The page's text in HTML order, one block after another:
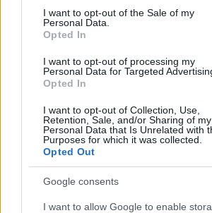
consent section.
I want to opt-out of the Sale of my
Personal Data.
Opted In
I want to opt-out of processing my
Personal Data for Targeted
Opted In
I want to opt-out of Collection, Use,
Retention, Sale, and/or Sharing of my
Personal Data that Is Unrelated with
Purposes for which it was collected.
Opted Out
Google consents
I want to allow Google to enable
Bár a pénznek megvannak a limitációi abban,
boldoggá tenni, de ha jól használjuk, képes
elégedettségérzetünkhöz és boldogságunkhoz,
önmagában nem elegendő, és nem is az
Facebook Twitter
Previous article
ÍGY FEJLESZTHETED A
BENNED ÉLŐ KREATIVITÁST
MIÉRT